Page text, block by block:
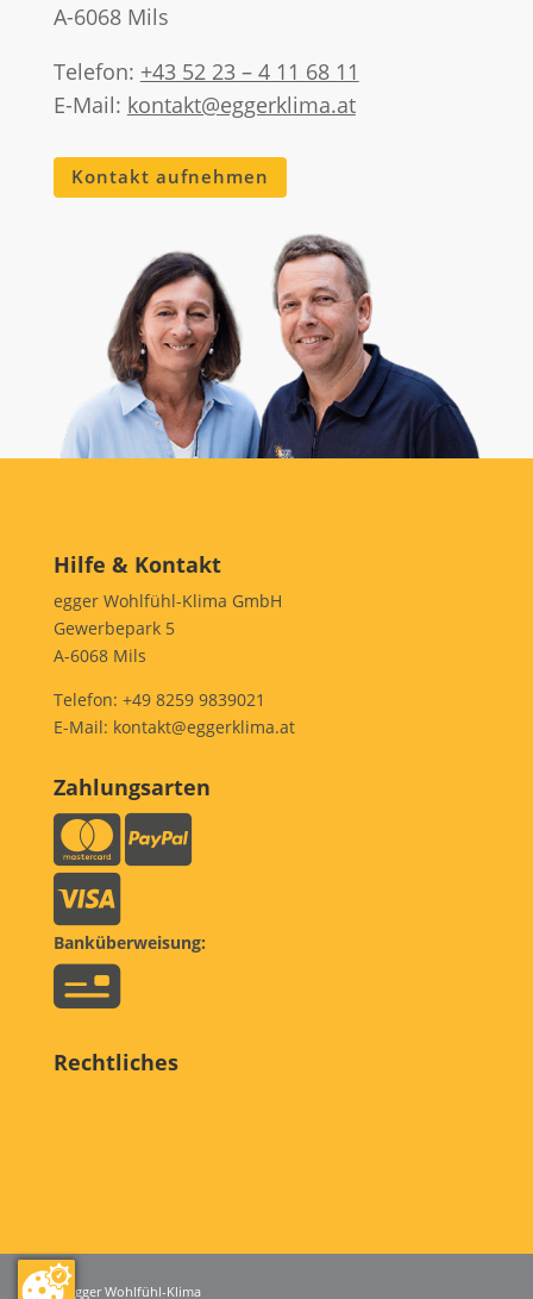
A-6068 Mils
Telefon: +43 52 23 – 4 11 68 11
E-Mail: kontakt@eggerklima.at
Kontakt aufnehmen
Hilfe & Kontakt
egger Wohlfühl-Klima GmbH
Gewerbepark 5
A-6068 Mils
Telefon: +49 8259 9839021
E-Mail: kontakt@eggerklima.at
Zahlungsarten
Banküberweisung:
Rechtliches
© egger Wohlfühl-Klima